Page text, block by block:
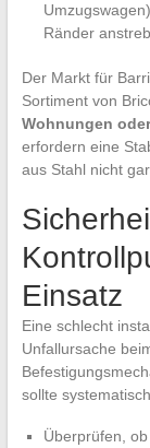
Ränder
Der Markt für
Sortiment von
Wohnungen
erfordern eine
aus Stahl nicht
Einsatz
Eine schlecht
Unfallursache
sollte
Überprüfen,